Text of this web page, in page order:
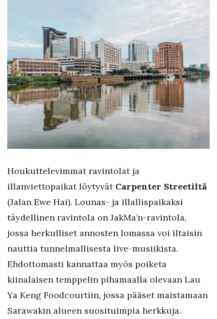
Houkuttelevimmat ravintolat ja
illanviettopaikat löytyvät Carpenter Streetiltä
(Jalan Ewe Hai). Lounas- ja illallispaikaksi
täydellinen ravintola on JakMa’n-ravintola,
jossa herkulliset annosten lomassa voi iltaisin
nauttia tunnelmallisesta live-musiikista.
Ehdottomasti kannattaa myös poiketa
kiinalaisen temppelin pihamaalla olevaan Lau
Ya Keng Foodcourtiin, jossa pääset maistamaan
Sarawakin alueen suosituimpia herkkuja.